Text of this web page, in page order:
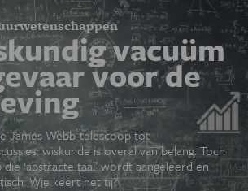
RUIMTE
GESCHIEDENIS
BLOGS
AGENDA
vacuüm
voor de
James Webb-telescoop tot
wiskunde is overal van belang. Toch
‘abstracte taal’ wordt aangeleerd en
Wie keert het tij?